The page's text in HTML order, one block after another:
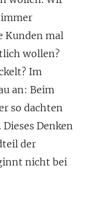
immer
Kunden mal
wollen?
Im
an: Beim
so dachten
Denken
der
nicht bei